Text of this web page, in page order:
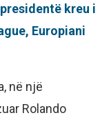
kreu i
Europiani
në një
Rolando